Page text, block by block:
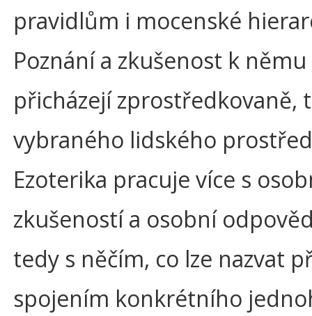
pravidlům i mocenské
Poznání a zkušenost k němu
přicházejí zprostředkovaně,
vybraného lidského
Ezoterika pracuje více s
zkušeností a osobní
tedy s něčím, co lze nazvat
spojením konkrétního